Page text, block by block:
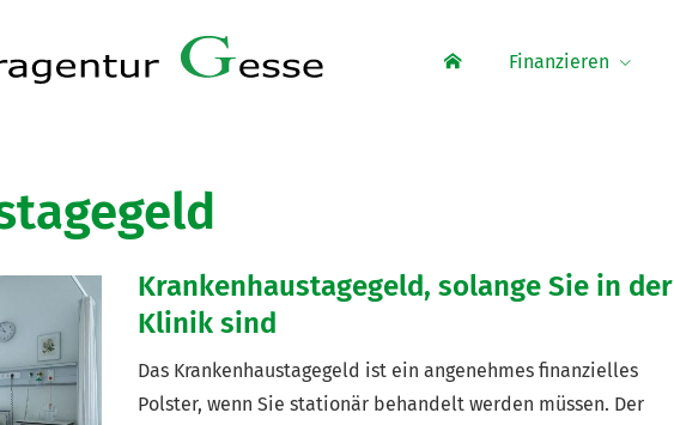
Finanzieren
Krankenhaustagegeld, solange Sie in der
Klinik sind
Das Krankenhaustagegeld ist ein angenehmes finanzielles
Polster, wenn Sie stationär behandelt werden müssen. Der